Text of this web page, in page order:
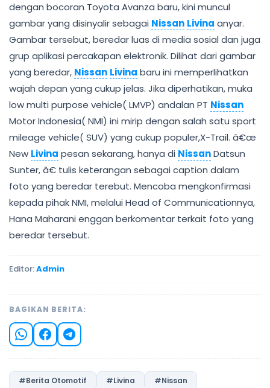
dengan bocoran Toyota Avanza baru, kini muncul
gambar yang disinyalir sebagai Nissan Livina anyar.
Gambar tersebut, beredar luas di media sosial dan juga
grup aplikasi percakapan elektronik. Dilihat dari gambar
yang beredar, Nissan Livina baru ini memperlihatkan
wajah depan yang cukup jelas. Jika diperhatikan, muka
low multi purpose vehicle( LMVP) andalan PT Nissan
Motor Indonesia( NMI) ini mirip dengan salah satu sport
mileage vehicle( SUV) yang cukup populer,X-Trail. â€œ
New Livina pesan sekarang, hanya di NissanDatsun
Sunter, â€ tulis keterangan sebagai caption dalam
foto yang beredar terebut. Mencoba mengkonfirmasi
kepada pihak NMI, melalui Head of Communicationnya,
Hana Maharani enggan berkomentar terkait foto yang
beredar tersebut.
Editor:Admin
BAGIKAN BERITA:
#Berita Otomotif #Livina #Nissan